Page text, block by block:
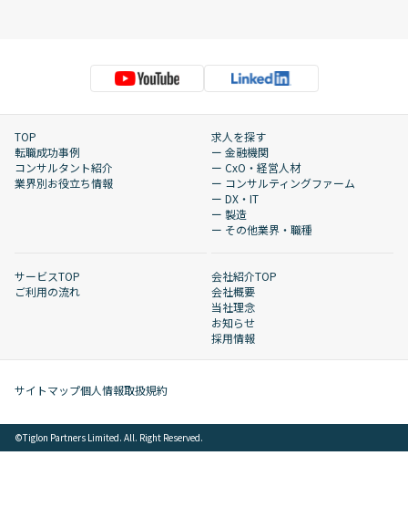
TOP
転職成功事例
コンサルタント紹介
業界別お役立ち情報
求人を探す
ー 金融機関
ー CxO・経営人材
ー コンサルティングファーム
ー DX・IT
ー 製造
ー その他業界・職種
サービスTOP
ご利用の流れ
会社紹介TOP
会社概要
当社理念
お知らせ
採用情報
サイトマップ個人情報取扱規約
©︎Tiglon Partners Limited. All. Right Reserved.